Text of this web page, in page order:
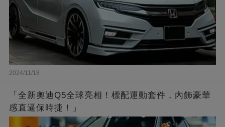
2024/11/18
「全新奧迪Q5全球亮相！標配運動套件，內飾豪華
感直逼保時捷！」